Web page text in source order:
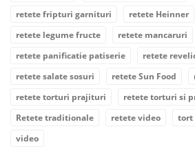
retete fripturi garnituri
retete Heinner
retete legume fructe
retete mancaruri
retete panificatie patiserie
retete
retete salate sosuri
retete Sun Food
retete torturi prajituri
retete torturi si
Retete traditionale
retete video tort
video